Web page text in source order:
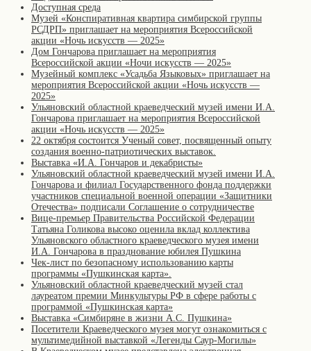
Доступная среда
Музей «Конспиративная квартира симбирской группы
РСДРП» приглашает на мероприятия Всероссийской
акции «Ночь искусств — 2025»
Дом Гончарова приглашает на мероприятия
Всероссийской акции «Ночи искусств — 2025»
Музейный комплекс «Усадьба Языковых» приглашает на
мероприятия Всероссийской акции «Ночь искусств —
2025»
Ульяновский областной краеведческий музей имени И.А.
Гончарова приглашает на мероприятия Всероссийской
акции «Ночь искусств — 2025»
22 октября состоится Ученый совет, посвященный опыту
создания военно-патриотических выставок.
Выставка «И.А. Гончаров и декабристы»
Ульяновский областной краеведческий музей имени И.А.
Гончарова и филиал Государственного фонда поддержки
участников специальной военной операции «Защитники
Отечества» подписали Соглашение о сотрудничестве
Вице-премьер Правительства Российской Федерации
Татьяна Голикова высоко оценила вклад коллектива
Ульяновского областного краеведческого музея имени
И.А. Гончарова в празднование юбилея Пушкина
Чек-лист по безопасному использованию карты
программы «Пушкинская карта».
Ульяновский областной краеведческий музей стал
лауреатом премии Минкультуры РФ в сфере работы с
программой «Пушкинская карта»
Выставка «Симбиряне в жизни А.С. Пушкина»
Посетители Краеведческого музея могут ознакомиться с
мультимедийной выставкой «Легенды Саур-Могилы»